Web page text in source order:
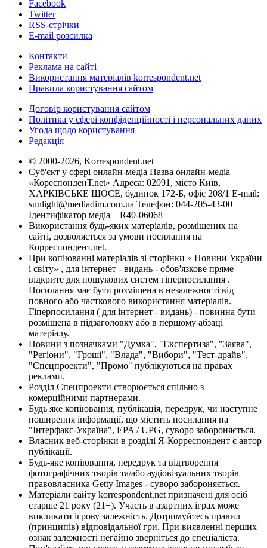
Facebook
Twitter
RSS-стрічки
E-mail розсилка
Контакти
Реклама на сайті
Використання матеріалів korrespondent.net
Правила користування сайтом
Договір користування сайтом
Політика у сфері конфіденційності і персональних даних
Угода щодо користування
Редакція
© 2000-2026, Korrespondent.net
Суб'єкт у сфері онлайн-медіа Назва онлайн-медіа –
«КореспонденТ.net» Адреса: 02091, місто Київ,
ХАРКІВСЬКЕ ШОСЕ, будинок 172-Б, офіс 208/1 E-mail:
sunlight@mediadim.com.ua Телефон: 044-205-43-00
Ідентифікатор медіа – R40-06068
Використання будь-яких матеріалів, розміщених на
сайті, дозволяється за умови посилання на
Корреспондент.net.
При копіюванні матеріалів зі сторінки « Новини України
і світу» , для інтернет - видань - обов'язкове пряме
відкрите для пошукових систем гіперпосилання .
Посилання має бути розміщена в незалежності від
повного або часткового використання матеріалів.
Гіперпосилання ( для інтернет - видань) - повинна бути
розміщена в підзаголовку або в першому абзаці
матеріалу.
Новини з позначками "Думка", "Експертиза", "Заява",
"Регіони", "Гроші", "Влада", "Вибори", "Тест-драйв",
"Спецпроекти", "Промо" публікуються на правах
реклами.
Розділ Спецпроекти створюється спільно з
комерційними партнерами.
Будь яке копіювання, публікація, передрук, чи наступне
поширення інформації, що містить посилання на
"Інтерфакс-Україна", EPA / UPG, суворо забороняється.
Власник веб-сторінки в розділі Я-Корреспондент є автор
публікації.
Будь-яке копіювання, передрук та відтворення
фотографічних творів та/або аудіовізуальних творів
правовласника Getty Images - суворо забороняється.
Матеріали сайту korrespondent.net призначені для осіб
старше 21 року (21+). Участь в азартних іграх може
викликати ігрову залежність. Дотримуйтесь правил
(принципів) відповідальної гри. При виявленні перших
ознак залежності негайно зверніться до спеціаліста.